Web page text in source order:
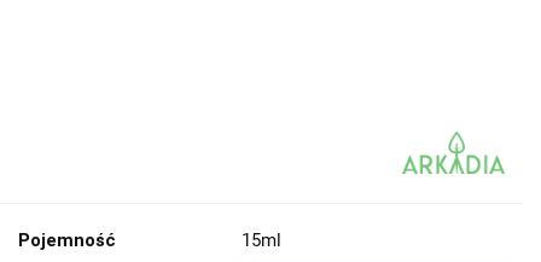
Pojemność 15ml